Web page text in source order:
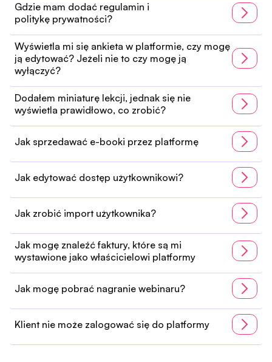
Gdzie mam dodać regulamin i
politykę prywatności?
Wyświetla mi się ankieta w platformie, czy mogę
ją edytować? Jeżeli nie to czy mogę ją
wyłączyć?
Dodałem miniaturę lekcji, jednak się nie
wyświetla prawidłowo, co zrobić?
Jak sprzedawać e-booki przez platformę
Jak edytować dostęp użytkownikowi?
Jak zrobić import użytkownika?
Jak mogę znaleźć faktury, które są mi
wystawione jako właścicielowi platformy
Jak mogę pobrać nagranie webinaru?
Klient nie może zalogować się do platformy